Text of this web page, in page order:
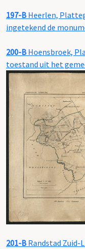
197-B Heerlen,
ingetekend de
200-B Hoensbroek,
toestand uit het
201-B Randstad